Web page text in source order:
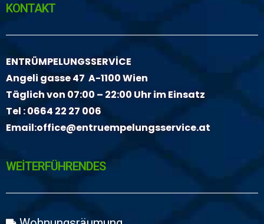
KONTAKT
ENTRÜMPELUNGSSERVİCE
Angeli gasse 47 A-1100 Wien
Täglich von 07:00 – 22:00 Uhr im Einsatz
Tel :0664 22 27 006
Email:office@entruempelungsservice.at
WEİTERFÜHRENDES